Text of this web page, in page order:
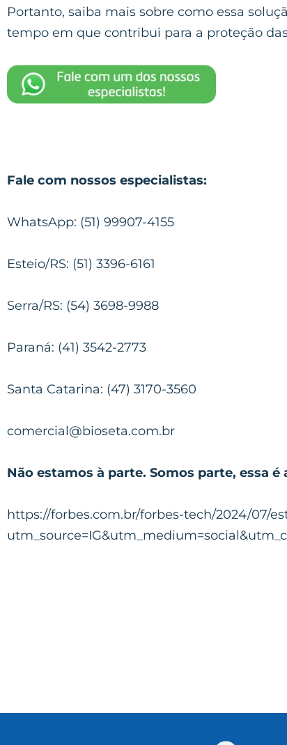
Portanto, saiba mais sobre como essa
tempo em que contribui para a proteção
Fale com nossos especialistas:
WhatsApp: (51) 99907-4155
Esteio/RS: (51) 3396-6161
Serra/RS: (54) 3698-9988
Paraná: (41) 3542-2773
Santa Catarina: (47) 3170-3560
comercial@bioseta.com.br
Não estamos à parte. Somos parte, essa é
https://forbes.com.br/forbes-tech/2024/07/